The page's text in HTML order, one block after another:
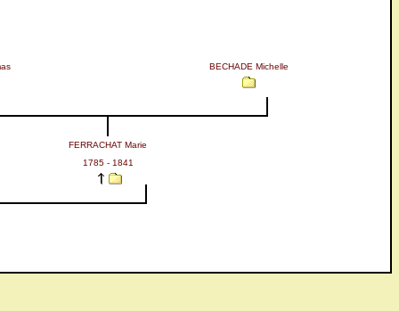
BECHADE Michelle
FERRACHAT Marie
1785 - 1841